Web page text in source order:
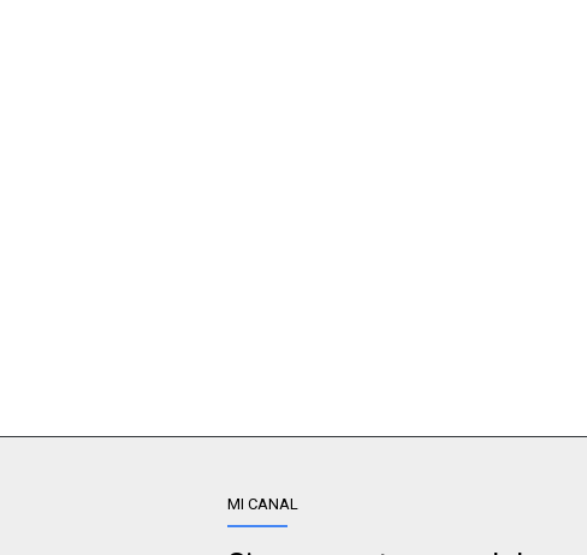
MI CANAL